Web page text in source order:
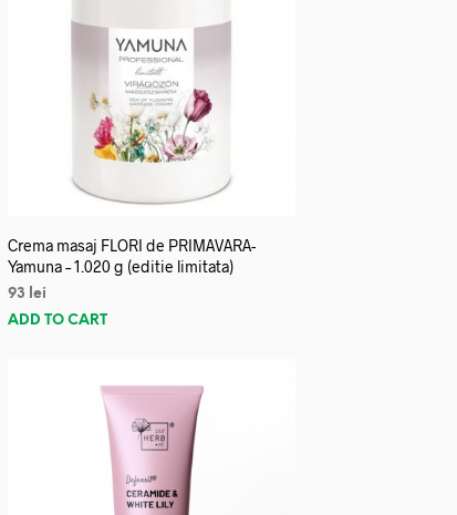
Crema masaj FLORI de PRIMAVARA-
Yamuna – 1.020 g (editie limitata)
93
lei
ADD TO CART